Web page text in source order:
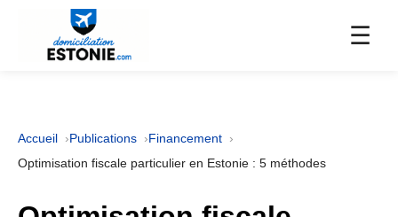
☰
Accueil Publications
Financement
Optimisation fiscale particulier en Estonie : 5 méthodes